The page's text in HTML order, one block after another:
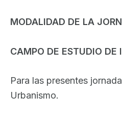
MODALIDAD DE LA
CAMPO DE ESTUDIO DE
Para las presentes
Urbanismo.